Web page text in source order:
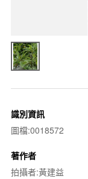
識別資訊
圖檔:0018572
著作者
拍攝者:黃建益